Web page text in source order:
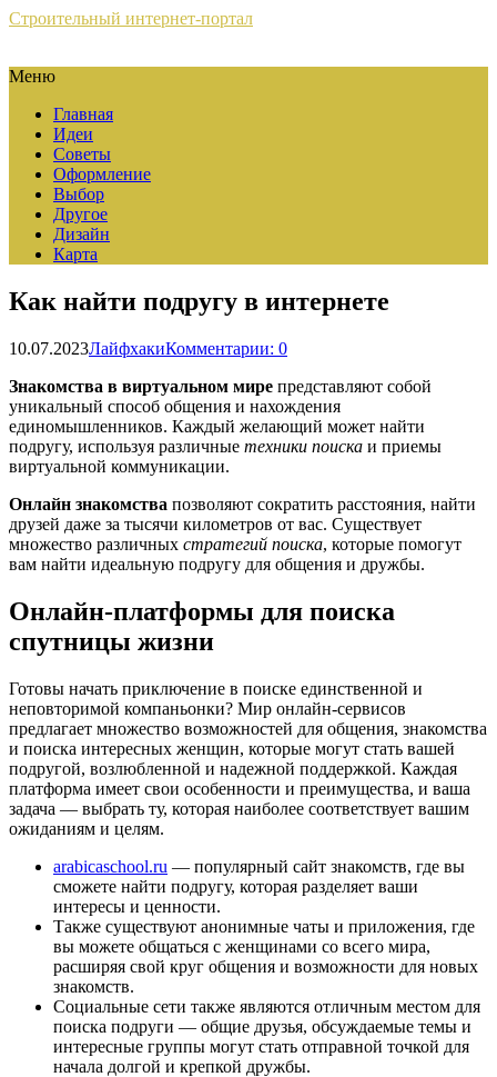
Строительный интернет-портал
Меню
Главная
Идеи
Советы
Оформление
Выбор
Другое
Дизайн
Карта
Как найти подругу в интернете
10.07.2023ЛайфхакиКомментарии: 0
Знакомства в виртуальном мире представляют собой
уникальный способ общения и нахождения
единомышленников. Каждый желающий может найти
подругу, используя различные техники поиска и приемы
виртуальной коммуникации.
Онлайн знакомства позволяют сократить расстояния, найти
друзей даже за тысячи километров от вас. Существует
множество различных стратегий поиска, которые помогут
вам найти идеальную подругу для общения и дружбы.
Онлайн-платформы для поиска
спутницы жизни
Готовы начать приключение в поиске единственной и
неповторимой компаньонки? Мир онлайн-сервисов
предлагает множество возможностей для общения, знакомства
и поиска интересных женщин, которые могут стать вашей
подругой, возлюбленной и надежной поддержкой. Каждая
платформа имеет свои особенности и преимущества, и ваша
задача — выбрать ту, которая наиболее соответствует вашим
ожиданиям и целям.
arabicaschool.ru — популярный сайт знакомств, где вы
сможете найти подругу, которая разделяет ваши
интересы и ценности.
Также существуют анонимные чаты и приложения, где
вы можете общаться с женщинами со всего мира,
расширяя свой круг общения и возможности для новых
знакомств.
Социальные сети также являются отличным местом для
поиска подруги — общие друзья, обсуждаемые темы и
интересные группы могут стать отправной точкой для
начала долгой и крепкой дружбы.